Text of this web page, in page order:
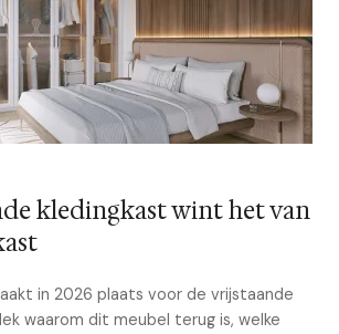
kledingkast wint het van
in 2026 plaats voor de vrijstaande
waarom dit meubel terug is, welke